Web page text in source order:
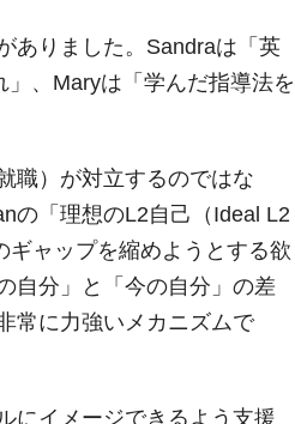
ありました。Sandraは「英
、Maryは「学んだ指導法を
職）が対立するのではな
の「理想のL2自己（Ideal L2
ャップを縮めようとする欲
自分」と「今の自分」の差
常に力強いメカニズムで
にイメージできるよう支援